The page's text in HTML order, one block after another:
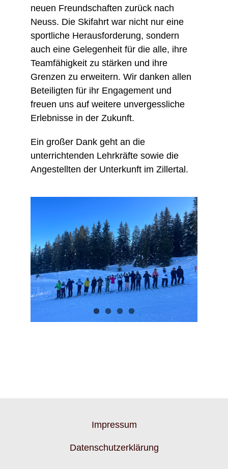
neuen Freundschaften zurück nach
Neuss. Die Skifahrt war nicht nur eine
sportliche Herausforderung, sondern
auch eine Gelegenheit für die alle, ihre
Teamfähigkeit zu stärken und ihre
Grenzen zu erweitern. Wir danken allen
Beteiligten für ihr Engagement und
freuen uns auf weitere unvergessliche
Erlebnisse in der Zukunft.
Ein großer Dank geht an die
unterrichtenden Lehrkräfte sowie die
Angestellten der Unterkunft im Zillertal.
Impressum
Datenschutzerklärung